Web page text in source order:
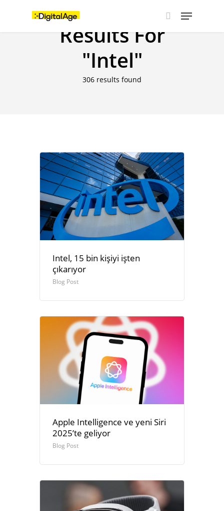
Menu
Results For
"Intel"
306 results found
Intel, 15 bin kişiyi işten
çıkarıyor
Blog Post
Apple Intelligence ve yeni Siri
2025’te geliyor
Blog Post